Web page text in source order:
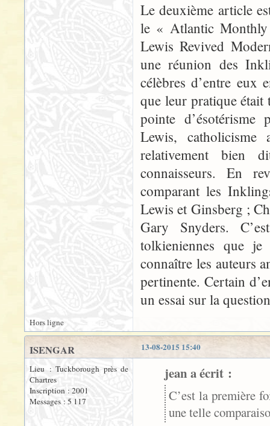
Le deuxième article
le « Atlantic
Lewis Revived
une réunion des
célèbres d’entre eux
que leur pratique était
pointe
Lewis,
relativement bien
connaisseurs. En
comparant les
Lewis et Ginsberg ;
Gary Snyders.
tolkieniennes que
connaître les auteurs
pertinente. Certain
un essai sur la
Hors ligne
13-08-2015 15:40
ISENGAR
Lieu : Tuckborough près de
Chartres
Inscription : 2001
Messages : 5 117
jean a écrit :
C’est la première
une telle